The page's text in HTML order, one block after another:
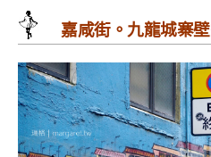
嘉咸街。九龍城寨